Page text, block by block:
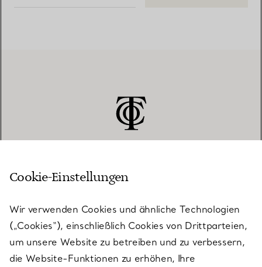
KUNDENSERVICE
SERVICES
Cookie-Einstellungen
Wir verwenden Cookies und ähnliche Technologien
(„Cookies“), einschließlich Cookies von Drittparteien,
um unsere Website zu betreiben und zu verbessern,
die Website-Funktionen zu erhöhen, Ihre